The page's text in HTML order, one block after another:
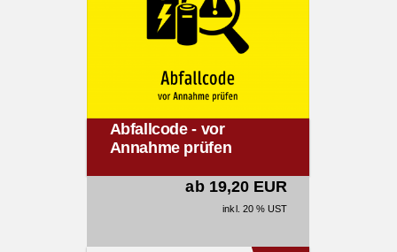
Abfallcode - vor
Annahme prüfen
ab 19,20 EUR
inkl. 20 % UST